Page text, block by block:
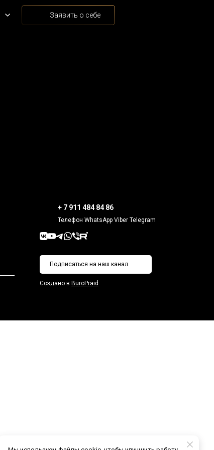
Заявить о себе
+ 7 911 484 84 86
Телефон WhatsApp Viber Telegram
Подписаться на наш канал
Создано в BuroPraid